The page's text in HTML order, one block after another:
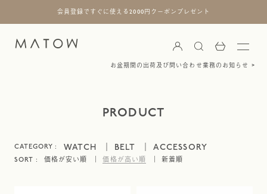
会員登録ですぐに使える2000円クーポンプレゼント
お盆期間の出荷及び問い合わせ業務のお知らせ
PRODUCT
WATCH BELT ACCESSORY
価格が安い順 価格が高い順 新着順